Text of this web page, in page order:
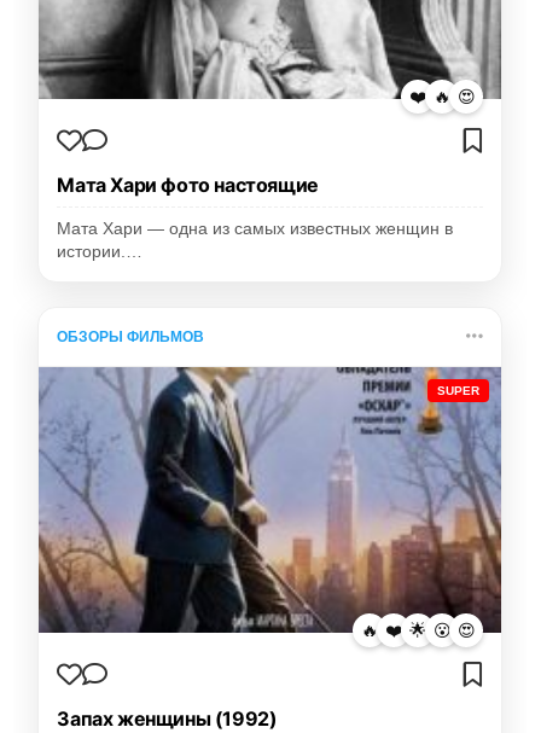
❤️ 🔥 😍
Мата Хари фото настоящие
Мата Хари — одна из самых известных женщин в
истории.…
ОБЗОРЫ ФИЛЬМОВ
SUPER
🔥 ❤️ 🌟 😮 😍
Запах женщины (1992)